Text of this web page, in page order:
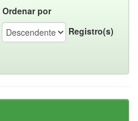
Ordenar por
Registro(s)